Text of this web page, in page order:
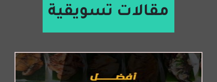
مقالات تسويقية